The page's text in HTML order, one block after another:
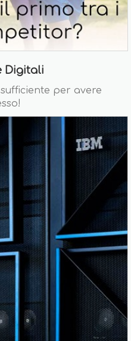
Digitali
sufficiente per avere